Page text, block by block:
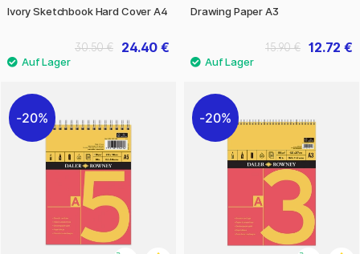
Ivory Sketchbook Hard Cover A4
24.40 €
30.50 €
Drawing Paper A3
12.72 €
15.90 €
20% 20%